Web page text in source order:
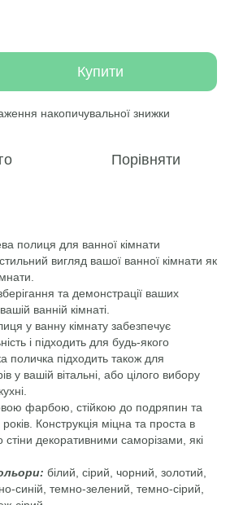
Купити
накопичувальної знижки
Порівняти
полиця для ванної кімнати
вигляд вашої ванної кімнати як
та демонстрації ваших
ванній кімнаті.
у ванну кімнату забезпечує
і підходить для будь-якого
поличка підходить також для
у вашій вітальні, або цілого вибору
фарбою, стійкою до подряпин та
Конструкція міцна та проста в
стіни декоративними саморізами, які
білий, сірий, чорний, золотий,
синій, темно-зелений, темно-сірий,